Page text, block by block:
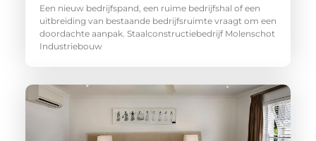
Een nieuw bedrijfspand, een ruime bedrijfshal of een
uitbreiding van bestaande bedrijfsruimte vraagt om een
doordachte aanpak. Staalconstructiebedrijf Molenschot
Industriebouw